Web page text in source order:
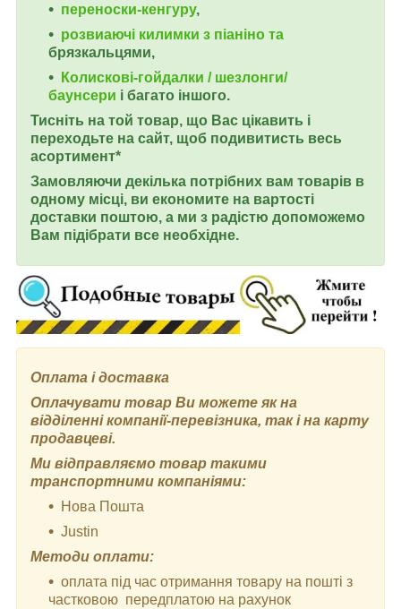
переноски-кенгуру,
розвиаючі килимки з піаніно та
брязкальцями,
Колискові-гойдалки / шезлонги/
баунсери і багато іншого.
Тисніть на той товар, що Вас цікавить і
переходьте на сайт, щоб подивитисть весь
асортимент*
Замовляючи декілька потрібних вам товарів в
одному місці, ви економите на вартості
доставки поштою, а ми з радістю допоможемо
Вам підібрати все необхідне.
Оплата і доставка
Оплачувати товар Ви можете як на
відділенні компанії-перевізника, так і на карту
продавцеві.
Ми відправляємо товар такими
транспортними компаніями:
Нова Пошта
Justin
Методи оплати:
оплата під час отримання товару на пошті з
частковою передплатою на рахунок